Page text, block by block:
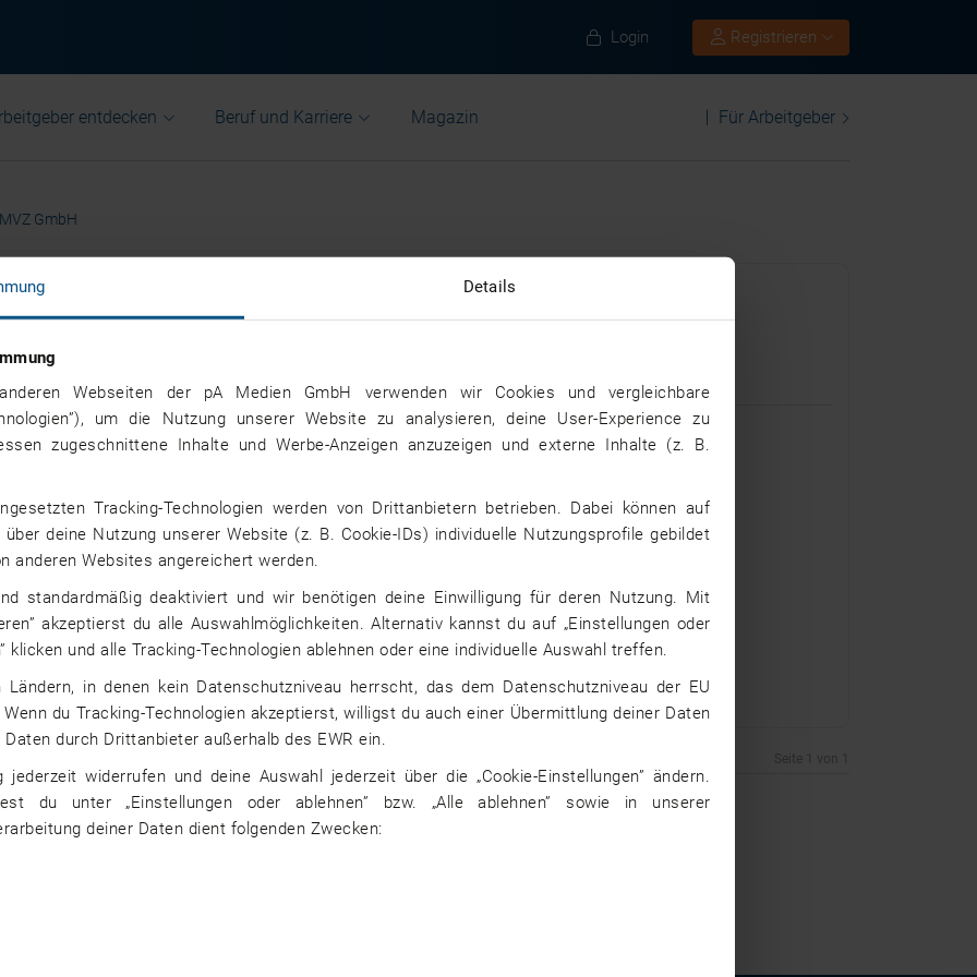
Details
Webseiten der pA Medien GmbH verwenden wir Cookies und vergleichbare
um die Nutzung unserer Website zu analysieren, deine User-Experience zu
zugeschnittene Inhalte und Werbe-Anzeigen anzuzeigen und externe Inhalte (z. B.
Tracking-Technologien werden von Drittanbietern betrieben. Dabei können auf
deine Nutzung unserer Website (z. B. Cookie-IDs) individuelle Nutzungsprofile gebildet
anderen Websites angereichert werden.
standardmäßig deaktiviert und wir benötigen deine Einwilligung für deren Nutzung. Mit
akzeptierst du alle Auswahlmöglichkeiten. Alternativ kannst du auf „Einstellungen oder
klicken und alle Tracking-Technologien ablehnen oder eine individuelle Auswahl treffen.
in denen kein Datenschutzniveau herrscht, das dem Datenschutzniveau der EU
du Tracking-Technologien akzeptierst, willigst du auch einer Übermittlung deiner Daten
durch Drittanbieter außerhalb des EWR ein.
widerrufen und deine Auswahl jederzeit über die „Cookie-Einstellungen” ändern.
du unter „Einstellungen oder ablehnen” bzw. „Alle ablehnen” sowie in unserer
deiner Daten dient folgenden Zwecken:
Login Registrieren
entdecken Beruf und Karriere Magazin Für Arbeitgeber
GmbH
Visiorad MVZ GmbH
in den Bereichen Radiologie,
in Schleswig-Holstein und
durch medizinische
Einfühlungsvermögen. Was
Gemeinschaft. Mehr als 150
unsere Patienten bei uns in
Abläufe als auch die
Seite 1 von 1